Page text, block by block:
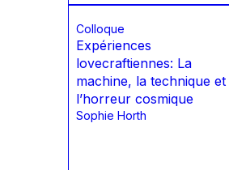
Colloque
Expériences
lovecraftiennes: La
machine, la technique et
l’horreur cosmique
Sophie Horth